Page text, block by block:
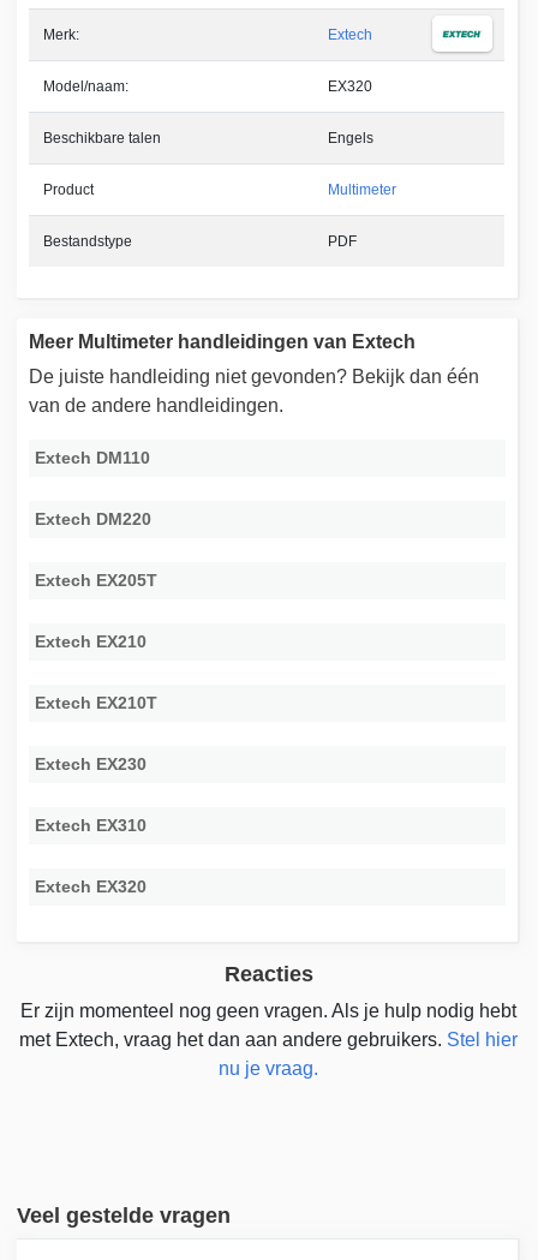
Merk: Extech
Model/naam: EX320
Beschikbare talen Engels
Product Multimeter
Bestandstype PDF
Meer Multimeter handleidingen van Extech
De juiste handleiding niet gevonden? Bekijk dan één
van de andere handleidingen.
Extech DM110
Extech DM220
Extech EX205T
Extech EX210
Extech EX210T
Extech EX230
Extech EX310
Extech EX320
Reacties
Er zijn momenteel nog geen vragen. Als je hulp nodig hebt
met Extech, vraag het dan aan andere gebruikers. Stel hier
nu je vraag.
Veel gestelde vragen